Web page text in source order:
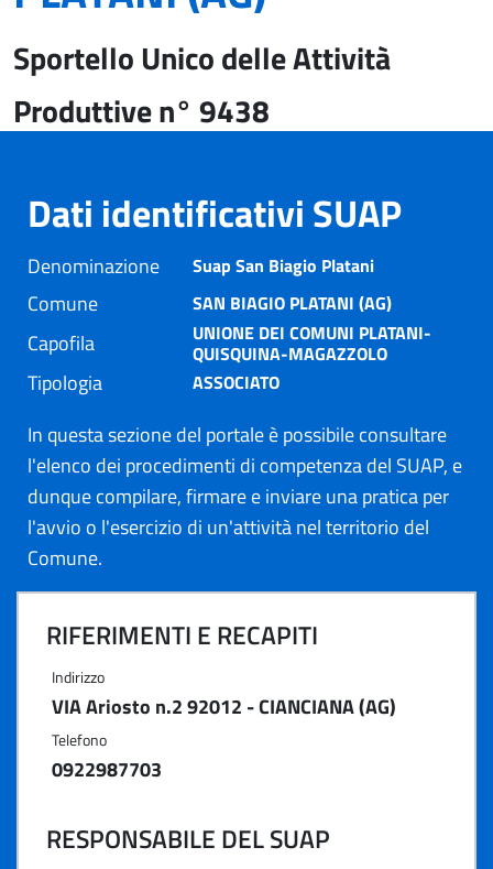
Sportello Unico delle Attività
Produttive n° 9438
Dati identificativi SUAP
Denominazione Suap San Biagio Platani
Comune SAN BIAGIO PLATANI (AG)
Capofila UNIONE DEI COMUNI PLATANI-
QUISQUINA-MAGAZZOLO
Tipologia ASSOCIATO
In questa sezione del portale è possibile consultare
l'elenco dei procedimenti di competenza del SUAP, e
dunque compilare, firmare e inviare una pratica per
l'avvio o l'esercizio di un'attività nel territorio del
Comune.
RIFERIMENTI E RECAPITI
Indirizzo
VIA Ariosto n.2 92012 - CIANCIANA (AG)
Telefono
0922987703
RESPONSABILE DEL SUAP